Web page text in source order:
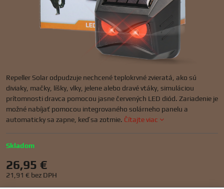
Repeller Solar odpudzuje nechcené teplokrvné zvieratá, ako sú
diviaky, mačky, líšky, vlky, jelene alebo dravé vtáky, simuláciou
prítomnosti dravca pomocou jasne červených LED diód. Zariadenie je
možné nabíjať pomocou integrovaného solárneho panelu a
automaticky sa zapne, keď sa zotmie. Čítajte viac
Skladom
26,95 €
21,91 € bez DPH